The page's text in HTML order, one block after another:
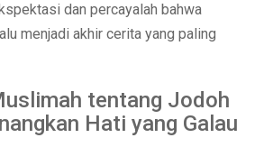
dan percayalah bahwa
menjadi akhir cerita yang paling
tentang Jodoh
Hati yang Galau